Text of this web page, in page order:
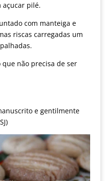
açucar pilé.
com manteiga e
riscas carregadas um
não precisa de ser
e gentilmente